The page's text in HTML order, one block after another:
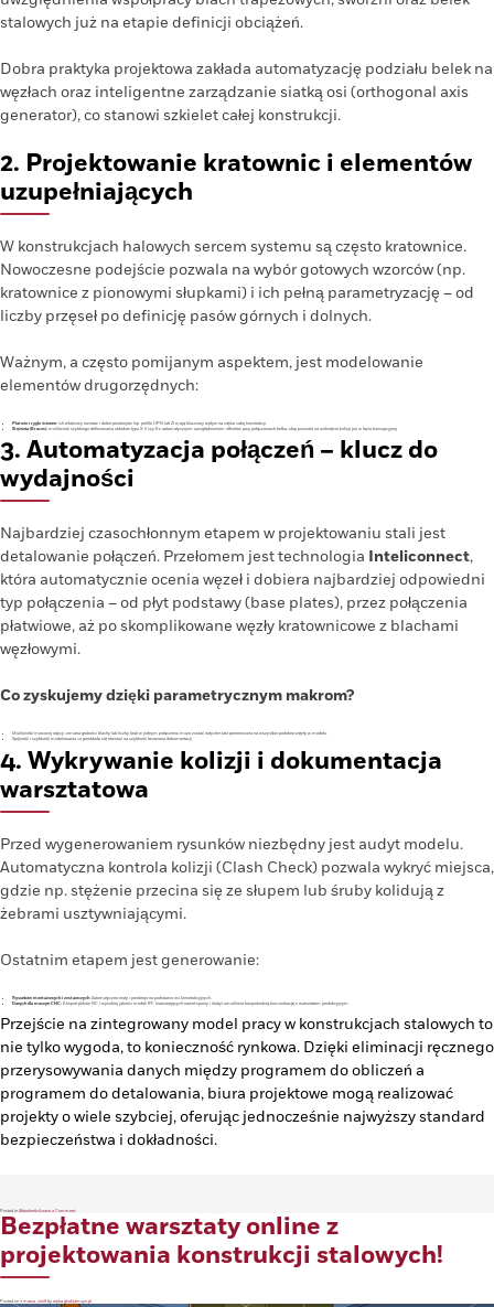
stalowych już na etapie definicji obciążeń.
Dobra praktyka projektowa zakłada automatyzację podziału belek na
węzłach oraz inteligentne zarządzanie siatką osi (orthogonal axis
generator), co stanowi szkielet całej konstrukcji.
2. Projektowanie kratownic i elementów
uzupełniających
W konstrukcjach halowych sercem systemu są często kratownice.
Nowoczesne podejście pozwala na wybór gotowych wzorców (np.
kratownice z pionowymi słupkami) i ich pełną parametryzację – od
liczby przęseł po definicję pasów górnych i dolnych.
Ważnym, a często pomijanym aspektem, jest modelowanie
elementów drugorzędnych:
Płatwie i rygle ścienne: ich właściwy rozstaw i dobór przekrojów (np. profile UPN lub Z) mają kluczowy wpływ na ciężar całej konstrukcji.
Stężenia (Braces): możliwość szybkiego definiowania układów typu X, V czy K z automatycznym uwzględnieniem offsetów przy połączeniach belka-słup pozwala na uniknięcie kolizji już w fazie koncepcyjnej.
3. Automatyzacja połączeń – klucz do
wydajności
Najbardziej czasochłonnym etapem w projektowaniu stali jest
detalowanie połączeń. Przełomem jest technologia Inteliconnect,
która automatycznie ocenia węzeł i dobiera najbardziej odpowiedni
typ połączenia – od płyt podstawy (base plates), przez połączenia
płatwiowe, aż po skomplikowane węzły kratownicowe z blachami
węzłowymi.
Co zyskujemy dzięki parametrycznym makrom?
Możliwość masowej edycji: zmiana grubości blachy lub liczby śrub w jednym połączeniu może zostać natychmiast przeniesiona na wszystkie podobne węzły w modelu.
Spójność i szybkość modelowania co przekłada się również na szybkość tworzenia dokumentacji.
4. Wykrywanie kolizji i dokumentacja
warsztatowa
Przed wygenerowaniem rysunków niezbędny jest audyt modelu.
Automatyczna kontrola kolizji (Clash Check) pozwala wykryć miejsca,
gdzie np. stężenie przecina się ze słupem lub śruby kolidują z
żebrami usztywniającymi.
Ostatnim etapem jest generowanie:
Rysunków montażowych i zestawczych: Automatyczne rzuty i przekroje na podstawie osi konstrukcyjnych.
Danych dla maszyn CNC: Eksport plików NC i wysokiej jakości modeli IFC (zawierających nawet spoiny i śruby) umożliwia bezpośrednią komunikację z warsztatem produkcyjnym.
Przejście na zintegrowany model pracy w konstrukcjach stalowych to
nie tylko wygoda, to konieczność rynkowa. Dzięki eliminacji ręcznego
przerysowywania danych między programem do obliczeń a
programem do detalowania, biura projektowe mogą realizować
projekty o wiele szybciej, oferując jednocześnie najwyższy standard
bezpieczeństwa i dokładności.
Posted in AktualnościLeave a Commenton
konstrukcji
stalowych:
od
detali
warsztatowych
Bezpłatne warsztaty online z
projektowania konstrukcji stalowych!
Posted on 3 marca, 2026 by eryka.glod@tmsys.pl